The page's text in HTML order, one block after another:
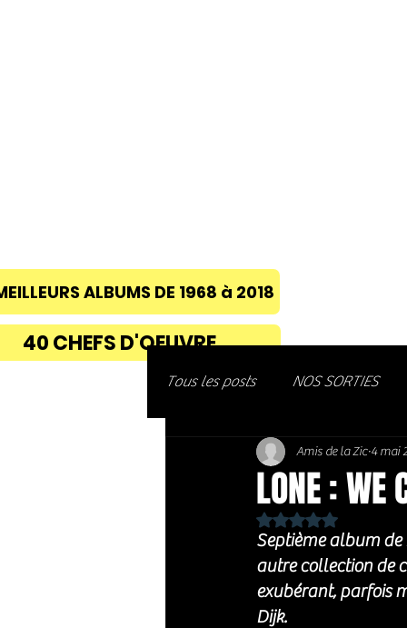
ALBUMS DE 1968 à 2018
40 CHEFS D'OEUVRE
Tous les posts NOS SORTIES
Soft Rock / Folk Jazz
Country / Americana
LONE :
Amis de la Zic 4 mai
Noté NaN étoiles sur
Septième album de
autre collection de
exubérant, parfois
Dijk.